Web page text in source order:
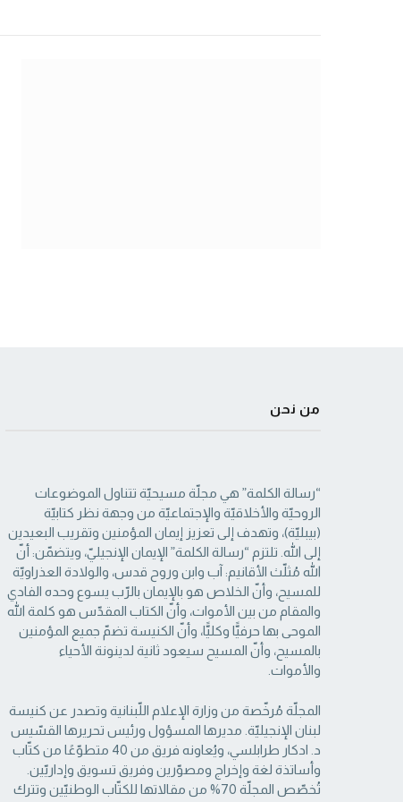
من نحن
“رسالة الكلمة” هي مجلّة مسيحيّة تتناول الموضوعات
الروحيّة والأخلاقيّة والإجتماعيّة من ‏وجهة نظر كتابيّة
(بيبليّة)، وتهدف إلى تعزيز إيمان المؤمنين وتقريب البعيدين
إلى الله. تلتزم “رسالة ‏الكلمة” الإيمان الإنجيليّ، ويتضمّن: أنّ
الله مُثلّث الأقانيم: آب وابن وروح قدس، والولادة العذراويّة
‏للمسيح، وأنّ الخلاص هو بالإيمان بالرّب يسوع وحده الفادي
والمقام من بين الأموات، وأنّ الكتاب ‏المقدّس هو كلمة الله
الموحى بها حرفيًّا وكليًّا، وأنّ الكنيسة تضمّ جميع المؤمنين
بالمسيح، وأنّ المسيح ‏سيعود ثانية لدينونة الأحياء
والأموات. ‏
المجلّة مُرخّصة من وزارة الإعلام اللّبنانية وتصدر عن كنيسة
لبنان الإنجيليّة. مديرها المسؤول ‏ورئيس تحريرها القسّيس
د. ادكار طرابلسي، ويُعاونه فريق من 40 متطوّعًا من كتّاب
وأساتذة لغة ‏وإخراج ومصوّرين وفريق تسويق وإداريّين.
تُخصّص المجلّة 70% من مقالاتها للكتّاب الوطنيّين ‏وتترك